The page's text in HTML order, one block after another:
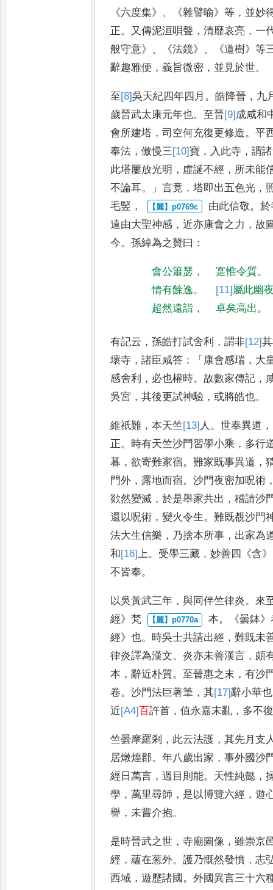
《六度集》、《雜譬喻》等 ， 並妙
正。 又傳泥洹唄聲 ，清靡哀亮 ，一
般守意》、《法鏡》、《道樹》等
辭趣雅便 ，義旨微密 ， 並見於世。
至[8]吳天紀四年四月 。皓降晉 ， 九
歲晉武太康元年也。至晉[9]成咸和
會所建塔 ，司空何充復更修造。平
奉法 ，傲慢三[10]寶 ， 入 此寺 ，謂
此塔屢放光明 ， 虛誕不經 ， 所未能
不論耳。」言竟 ，塔即出五色光 ，
毛竪 ， 由此信敬。於
遠由大聖神感 ，近亦康會之力 ，故
今。孫綽為之贊曰 ：
會公簫瑟 ， 寔惟令質。
情有餘逸。 [11]屬此幽
超然遠詣 ， 卓矣高出 。
有記云 ，孫皓打試舍利 ，謂非[12]其
壞寺 ，諸臣咸答 ：「 康會感瑞 ， 大
感舍利 ， 必也權時。故數家傳記 ，
吳宮 ，其後更試神驗 ，或將皓也。
維祇難 ，本天竺[13] 人 。世奉異道 ，
正。 時有天竺沙門習學小乘 ， 多行
暮 ，欲寄難家宿。難家既事異道 ，
門外 ， 露地而宿。沙門夜密加呪術
欻然變滅 ，於是舉家共出 ，稽請沙
還以呪術 ，變火令生。難既覩沙門
法大生信樂 ， 乃捨本所事 ， 出家為
和 [16]上。 受學三藏 ，妙善四 《含
不皆奉。
以吳黃武三年 ，與同伴竺律炎。 來
經》梵 本。《曇鉢》
經》也。 時吳士共請出經 ，難既未
律炎譯為漢文。炎亦未善漢言 ， 頗
本 ，辭近朴質。 至晉惠之末 ，有沙
卷。沙門法巨著筆 ，其[17]辭小華也
近[A4] 百許首 ，值永嘉末亂 ， 多不
竺曇摩羅剎 ， 此云法護 ，其先月支
居燉煌郡。年八歲出家 ，事外國沙
經日萬言 ，過目則能。 天性純懿 ，
學 ，萬里尋師 ， 是以博覽六經 ，遊
譽 ，未嘗介抱。
是時晉武之世 ，寺廟圖像 ，雖崇京
經 ，蘊在葱外。護乃慨然發憤 ，志
西域 ，遊歷諸國 。外國異言三十六